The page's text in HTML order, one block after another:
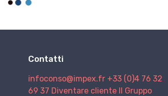
Contatti
infoconso@impex.fr +33 (0)4 76 32
69 37 Diventare cliente Il Gruppo